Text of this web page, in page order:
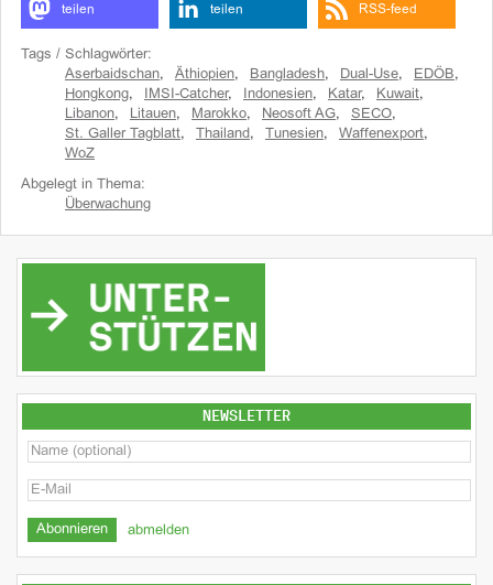
teilen teilen RSS-feed
Tags / Schlagwörter:
Aserbaidschan, Äthiopien, Bangladesh, Dual-Use, EDÖB,
Hongkong, IMSI-Catcher, Indonesien, Katar, Kuwait,
Libanon, Litauen, Marokko, Neosoft AG, SECO,
St. Galler Tagblatt, Thailand, Tunesien, Waffenexport,
WoZ
Abgelegt in Thema:
Überwachung
NEWSLETTER
abmelden